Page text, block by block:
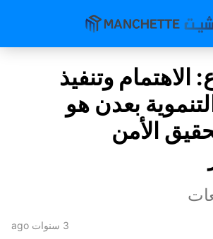
الاهتمام وتنفيذ
بعدن هو
الأمن
3 سنوات ago